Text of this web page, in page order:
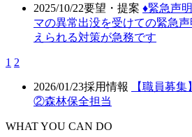
2025/10/22要望・提案 ♦️緊急声
マの異常出没を受けての緊急
えられる対策が急務です
1 2
2026/01/23採用情報
【職員募
②森林保全担当
WHAT YOU CAN DO